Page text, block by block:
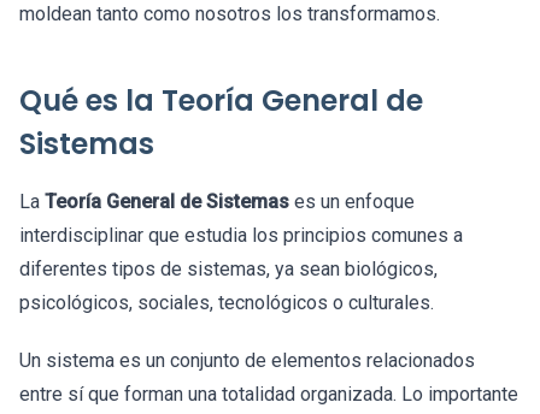
moldean tanto como nosotros los transformamos.
Qué es la Teoría General de
Sistemas
La Teoría General de Sistemas es un enfoque
interdisciplinar que estudia los principios comunes a
diferentes tipos de sistemas, ya sean biológicos,
psicológicos, sociales, tecnológicos o culturales.
Un sistema es un conjunto de elementos relacionados
entre sí que forman una totalidad organizada. Lo importante